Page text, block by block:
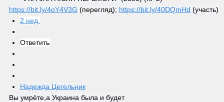
https://bit.ly/4oY4V3G (перегляд); https://bit.ly/40DQmHd (участь)
2 нед.
Ответить
Надежда Цегельник
Вы умрёте,а Украина была и будет